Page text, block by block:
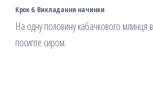
Крок 6. Викладання начинки
На одну половину кабачкового млинця
посипте сиром.